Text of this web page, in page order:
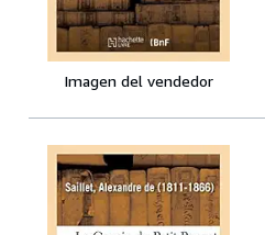
Imagen del vendedor